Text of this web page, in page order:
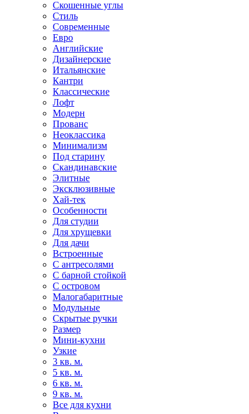
Скошенные углы
Стиль
Современные
Евро
Английские
Дизайнерские
Итальянские
Кантри
Классические
Лофт
Модерн
Прованс
Неоклассика
Минимализм
Под старину
Скандинавские
Элитные
Эксклюзивные
Хай-тек
Особенности
Для студии
Для хрущевки
Для дачи
Встроенные
С антресолями
С барной стойкой
С островом
Малогабаритные
Модульные
Скрытые ручки
Размер
Мини-кухни
Узкие
3 кв. м.
5 кв. м.
6 кв. м.
9 кв. м.
Все для кухни